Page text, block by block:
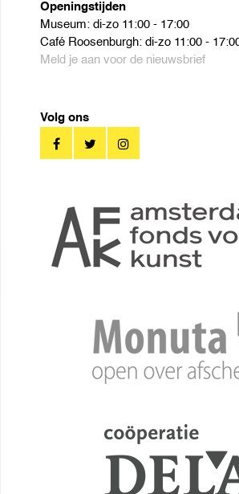
Openingstijden
Museum: di-zo 11:00 - 17:00
Café Roosenburgh: di-zo 11:00 -
Meld je aan voor de nieuwsbrief
Volg ons